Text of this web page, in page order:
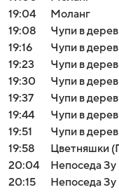
19:04
Моланг
19:08
Чупи в
19:16
Чупи в
19:23
Чупи в
19:30
Чупи в
19:37
Чупи в
19:44
Чупи в
19:51
Чупи в
19:58
Цветняшки
20:04
Непоседа
20:15
Непоседа